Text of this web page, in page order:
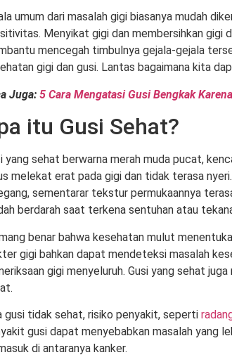
umum dari masalah gigi biasanya mudah
Menyikat gigi dan membersihkan gigi
mencegah timbulnya gejala-gejala
gigi dan gusi. Lantas bagaimana kita
Juga: 5 Cara Mengatasi Gusi Bengkak
itu Gusi Sehat?
yang sehat berwarna merah muda pucat,
melekat erat pada gigi dan tidak terasa
sementarar tekstur permukaannya
berdarah saat terkena sentuhan atau
benar bahwa kesehatan mulut
gigi bahkan dapat mendeteksi masalah
gigi menyeluruh. Gusi yang sehat
gusi tidak sehat, risiko penyakit, seperti
gusi dapat menyebabkan masalah yang
di antaranya kanker.